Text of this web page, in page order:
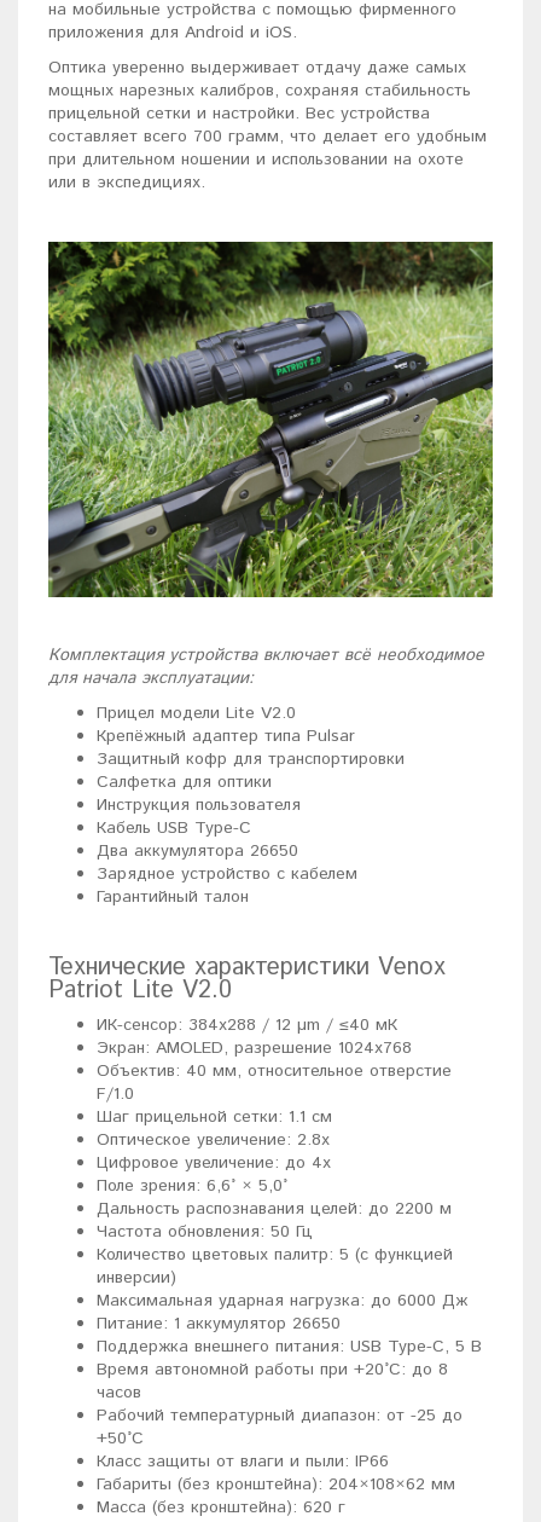
на мобильные устройства с помощью фирменного
приложения для Android и iOS.
Оптика уверенно выдерживает отдачу даже самых
мощных нарезных калибров, сохраняя стабильность
прицельной сетки и настройки. Вес устройства
составляет всего 700 грамм, что делает его удобным
при длительном ношении и использовании на охоте
или в экспедициях.
Комплектация устройства включает всё необходимое
для начала эксплуатации:
Прицел модели Lite V2.0
Крепёжный адаптер типа Pulsar
Защитный кофр для транспортировки
Салфетка для оптики
Инструкция пользователя
Кабель USB Type-C
Два аккумулятора 26650
Зарядное устройство с кабелем
Гарантийный талон
Технические характеристики Venox
Patriot Lite V2.0
ИК-сенсор: 384x288 / 12 µm / ≤40 мК
Экран: AMOLED, разрешение 1024x768
Объектив: 40 мм, относительное отверстие
F/1.0
Шаг прицельной сетки: 1.1 см
Оптическое увеличение: 2.8х
Цифровое увеличение: до 4х
Поле зрения: 6,6° × 5,0°
Дальность распознавания целей: до 2200 м
Частота обновления: 50 Гц
Количество цветовых палитр: 5 (с функцией
инверсии)
Максимальная ударная нагрузка: до 6000 Дж
Питание: 1 аккумулятор 26650
Поддержка внешнего питания: USB Type-C, 5 В
Время автономной работы при +20°C: до 8
часов
Рабочий температурный диапазон: от -25 до
+50°C
Класс защиты от влаги и пыли: IP66
Габариты (без кронштейна): 204×108×62 мм
Масса (без кронштейна): 620 г